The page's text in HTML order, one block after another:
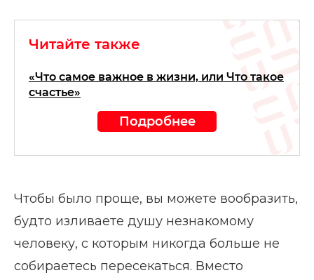
Читайте также
«Что самое важное в жизни, или Что такое
счастье»
Подробнее
Чтобы было проще, вы можете вообразить,
будто изливаете душу незнакомому
человеку, с которым никогда больше не
собираетесь пересекаться. Вместо